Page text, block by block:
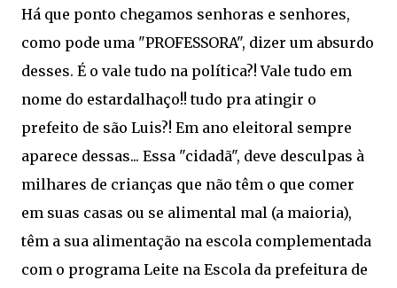
Há que ponto chegamos senhoras e senhores,
como pode uma "PROFESSORA", dizer um absurdo
desses. É o vale tudo na política?! Vale tudo em
nome do estardalhaço!! tudo pra atingir o
prefeito de são Luis?! Em ano eleitoral sempre
aparece dessas... Essa "cidadã", deve desculpas à
milhares de crianças que não têm o que comer
em suas casas ou se alimental mal (a maioria),
têm a sua alimentação na escola complementada
com o programa Leite na Escola da prefeitura de